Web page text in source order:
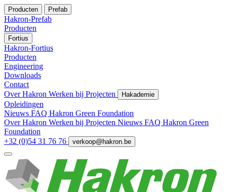
Producten Prefab
Hakron-Prefab
Producten
Fortius
Hakron-Fortius
Producten
Engineering
Downloads
Contact
Over Hakron Werken bij Projecten Hakademie
Opleidingen
Nieuws FAQ Hakron Green Foundation
Over Hakron Werken bij Projecten Nieuws FAQ Hakron Green
Foundation
+32 (0)54 31 76 76
verkoop@hakron.be